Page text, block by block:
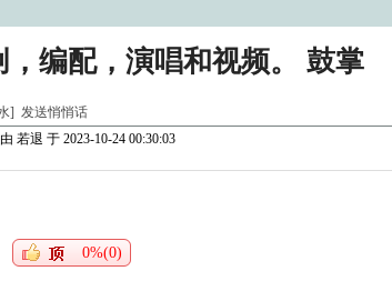
编配，演唱和视频。 鼓掌
] 发送悄悄话
若退 于 2023-10-24 00:30:03
0%(0)